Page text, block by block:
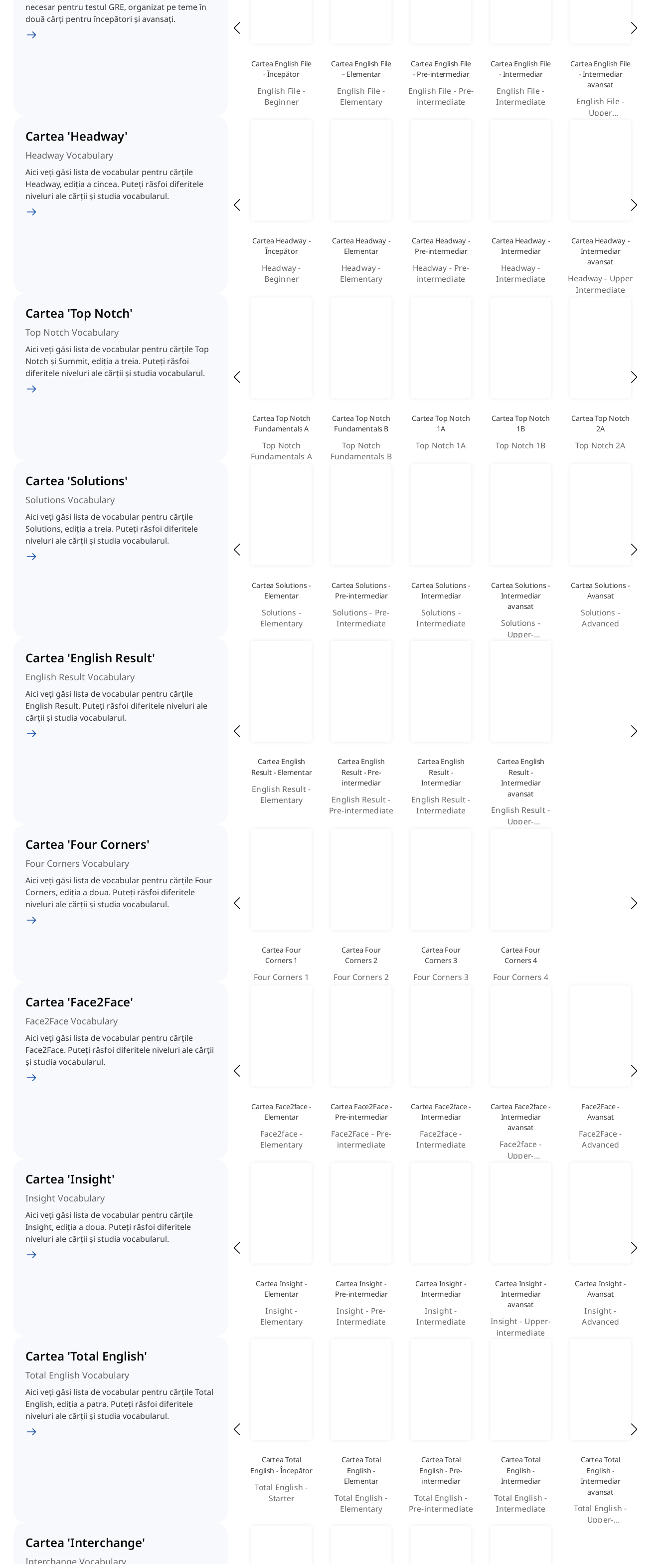
necesar pentru testul GRE, organizat pe teme în
două cărți pentru începători și avansați.
Cartea English File
- Începător
English File -
Beginner
Cartea English File
– Elementar
English File -
Elementary
Cartea English File
- Pre-intermediar
English File - Pre-
intermediate
Cartea English File
- Intermediar
English File -
Intermediate
Cartea English File
- Intermediar
avansat
English File -
Upper
Cartea 'Headway'
Headway Vocabulary
Aici veți găsi lista de vocabular pentru cărțile
Headway, ediția a cincea. Puteți răsfoi diferitele
niveluri ale cărții și studia vocabularul.
Cartea Headway -
Începător
Headway -
Beginner
Cartea Headway -
Elementar
Headway -
Elementary
Cartea Headway -
Pre-intermediar
Headway - Pre-
intermediate
Cartea Headway -
Intermediar
Headway -
Intermediate
Cartea Headway -
Intermediar
avansat
Headway - Upper
Intermediate
Cartea 'Top Notch'
Top Notch Vocabulary
Aici veți găsi lista de vocabular pentru cărțile Top
Notch și Summit, ediția a treia. Puteți răsfoi
diferitele niveluri ale cărții și studia vocabularul.
Cartea Top Notch
Fundamentals A
Top Notch
Fundamentals A
Cartea Top Notch
Fundamentals B
Top Notch
Fundamentals B
Cartea Top Notch
1A
Top Notch 1A
Cartea Top Notch
1B
Top Notch 1B
Cartea Top Notch
2A
Top Notch 2A
Cartea 'Solutions'
Solutions Vocabulary
Aici veți găsi lista de vocabular pentru cărțile
Solutions, ediția a treia. Puteți răsfoi diferitele
niveluri ale cărții și studia vocabularul.
Cartea Solutions -
Elementar
Solutions -
Elementary
Cartea Solutions -
Pre-intermediar
Solutions - Pre-
Intermediate
Cartea Solutions -
Intermediar
Solutions -
Intermediate
Cartea Solutions -
Intermediar
avansat
Solutions -
Upper-
Cartea Solutions -
Avansat
Solutions -
Advanced
Cartea 'English Result'
English Result Vocabulary
Aici veți găsi lista de vocabular pentru cărțile
English Result. Puteți răsfoi diferitele niveluri ale
cărții și studia vocabularul.
Cartea English
Result - Elementar
English Result -
Elementary
Cartea English
Result - Pre-
intermediar
English Result -
Pre-intermediate
Cartea English
Result -
Intermediar
English Result -
Intermediate
Cartea English
Result -
Intermediar
avansat
English Result -
Upper-
Cartea 'Four Corners'
Four Corners Vocabulary
Aici veți găsi lista de vocabular pentru cărțile Four
Corners, ediția a doua. Puteți răsfoi diferitele
niveluri ale cărții și studia vocabularul.
Cartea Four
Corners 1
Four Corners 1
Cartea Four
Corners 2
Four Corners 2
Cartea Four
Corners 3
Four Corners 3
Cartea Four
Corners 4
Four Corners 4
Cartea 'Face2Face'
Face2Face Vocabulary
Aici veți găsi lista de vocabular pentru cărțile
Face2Face. Puteți răsfoi diferitele niveluri ale cărții
și studia vocabularul.
Cartea Face2face -
Elementar
Face2face -
Elementary
Cartea Face2Face -
Pre-intermediar
Face2Face - Pre-
intermediate
Cartea Face2face -
Intermediar
Face2face -
Intermediate
Cartea Face2face -
Intermediar
avansat
Face2face -
Upper-
Face2Face -
Avansat
Face2Face -
Advanced
Cartea 'Insight'
Insight Vocabulary
Aici veți găsi lista de vocabular pentru cărțile
Insight, ediția a doua. Puteți răsfoi diferitele
niveluri ale cărții și studia vocabularul.
Cartea Insight -
Elementar
Insight -
Elementary
Cartea Insight -
Pre-intermediar
Insight - Pre-
Intermediate
Cartea Insight -
Intermediar
Insight -
Intermediate
Cartea Insight -
Intermediar
avansat
Insight - Upper-
intermediate
Cartea Insight -
Avansat
Insight -
Advanced
Cartea 'Total English'
Total English Vocabulary
Aici veți găsi lista de vocabular pentru cărțile Total
English, ediția a patra. Puteți răsfoi diferitele
niveluri ale cărții și studia vocabularul.
Cartea Total
English - Începător
Total English -
Starter
Cartea Total
English -
Elementar
Total English -
Elementary
Cartea Total
English - Pre-
intermediar
Total English -
Pre-intermediate
Cartea Total
English -
Intermediar
Total English -
Intermediate
Cartea Total
English -
Intermediar
avansat
Total English -
Upper-
Cartea 'Interchange'